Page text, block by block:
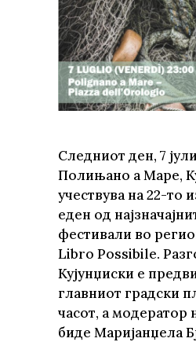
Следниот ден, 7
Полињано а Маре,
учествува на 22-то
еден од
фестивали во
Libro Possibile.
Кујунџиски е
главниот градски
часот, а модератор
биде Маријанџела